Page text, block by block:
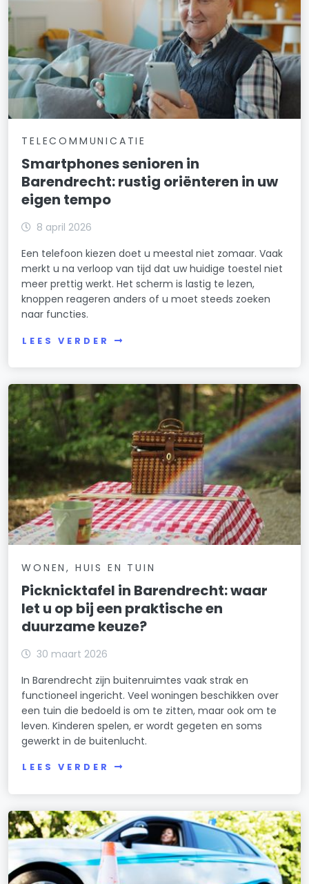
TELECOMMUNICATIE
Smartphones senioren in
Barendrecht: rustig oriënteren in uw
eigen tempo
8 april 2026
Een telefoon kiezen doet u meestal niet zomaar. Vaak
merkt u na verloop van tijd dat uw huidige toestel niet
meer prettig werkt. Het scherm is lastig te lezen,
knoppen reageren anders of u moet steeds zoeken
naar functies.
LEES VERDER
WONEN, HUIS EN TUIN
Picknicktafel in Barendrecht: waar
let u op bij een praktische en
duurzame keuze?
30 maart 2026
In Barendrecht zijn buitenruimtes vaak strak en
functioneel ingericht. Veel woningen beschikken over
een tuin die bedoeld is om te zitten, maar ook om te
leven. Kinderen spelen, er wordt gegeten en soms
gewerkt in de buitenlucht.
LEES VERDER